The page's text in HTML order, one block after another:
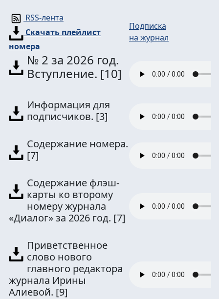
RSS-лента
Скачать плейлист
номера
Подписка
на журнал
№ 2 за 2026 год.
Вступление. [10]
Информация для
подписчиков. [3]
Содержание номера.
[7]
Содержание флэш-
карты ко второму
номеру журнала
«Диалог» за 2026 год. [7]
Приветственное
слово нового
главного редактора
журнала Ирины
Алиевой. [9]